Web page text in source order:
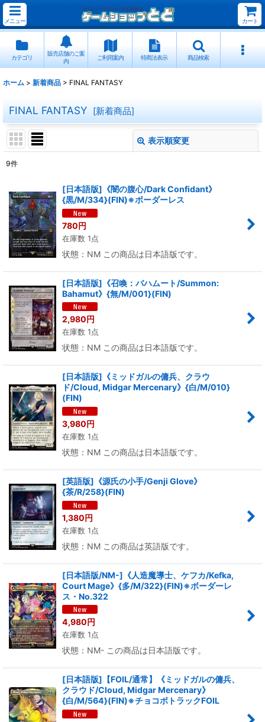
メニュー カート
カテゴリ
販売店舗のご案
内
ご利用案内 特商法表示 商品検索
ホーム > 新着商品 > FINAL FANTASY
FINAL FANTASY [新着商品]
表示順変更
表示数:
並び順:
絞り込む
9件
[日本語版]《闇の腹心/Dark Confidant》
{黒/M/334}(FIN)※ボーダーレス
780円
在庫数 1点
状態：NM この商品は日本語版です。
[日本語版]《召喚：バハムート/Summon:
Bahamut》{無/M/001}(FIN)
2,980円
在庫数 1点
状態：NM この商品は日本語版です。
[日本語版]《ミッドガルの傭兵、クラウ
ド/Cloud, Midgar Mercenary》{白/M/010}
(FIN)
3,980円
在庫数 1点
状態：NM この商品は日本語版です。
[英語版]《源氏の小手/Genji Glove》
{茶/R/258}(FIN)
1,380円
在庫数 1点
状態：NM この商品は英語版です。
[日本語版/NM-]《人造魔導士、ケフカ/Kefka,
Court Mage》{多/M/322}(FIN)※ボーダーレ
ス・No.322
4,980円
在庫数 1点
状態：NM- この商品は日本語版です。
[日本語版]【FOIL/通常】《ミッドガルの傭兵、
クラウド/Cloud, Midgar Mercenary》
{白/M/564}(FIN)※チョコボトラックFOIL